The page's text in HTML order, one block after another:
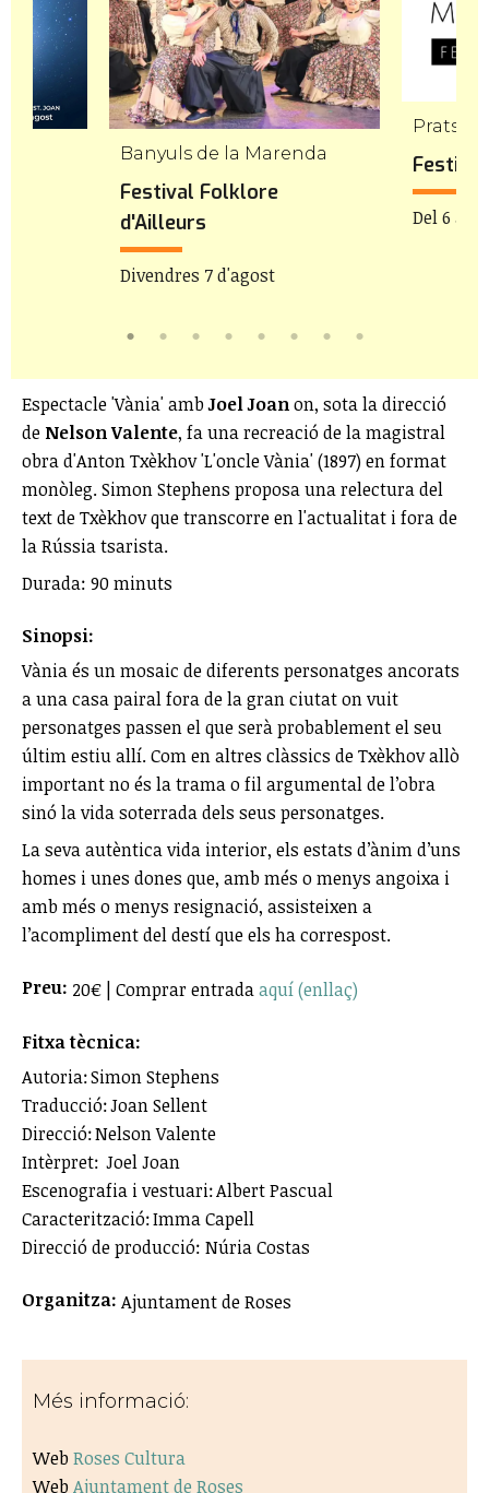
Banyuls de la Marenda
Festival Folklore
d'Ailleurs
Divendres 7 d'agost
Prats
Festival
Del 6 al
Espectacle 'Vània' ambJoel Joanon, sota la direcció
de Nelson Valente, fa una recreació de la magistral
obra d'Anton Txèkhov 'L'oncle Vània' (1897) en format
monòleg. Simon Stephens proposa una relectura del
text de Txèkhov que transcorre en l'actualitat i fora de
la Rússia tsarista.
Durada: 90 minuts
Sinopsi:
Vània és un mosaic de diferents personatges ancorats
a una casa pairal fora de la gran ciutat on vuit
personatges passen el que serà probablement el seu
últim estiu allí. Com en altres clàssics de Txèkhov allò
important no és la trama o fil argumental de l’obra
sinó la vida soterrada dels seus personatges.
La seva autèntica vida interior, els estats d’ànim d’uns
homes i unes dones que, amb més o menys angoixa i
amb més o menys resignació, assisteixen a
l’acompliment del destí que els ha correspost.
Preu: 20€ | Comprar entradaaquí (enllaç)
Fitxa tècnica:
Autoria: Simon Stephens
Traducció: Joan Sellent
Direcció: Nelson Valente
Intèrpret: Joel Joan
Escenografia i vestuari: Albert Pascual
Caracterització: Imma Capell
Direcció de producció: Núria Costas
Organitza: Ajuntament de Roses
Més informació:
WebRoses Cultura
WebAjuntament de Roses